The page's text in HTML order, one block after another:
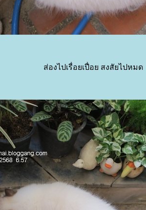
ส่องไปเรื่อยเปื่อย สงสัยไปหมด